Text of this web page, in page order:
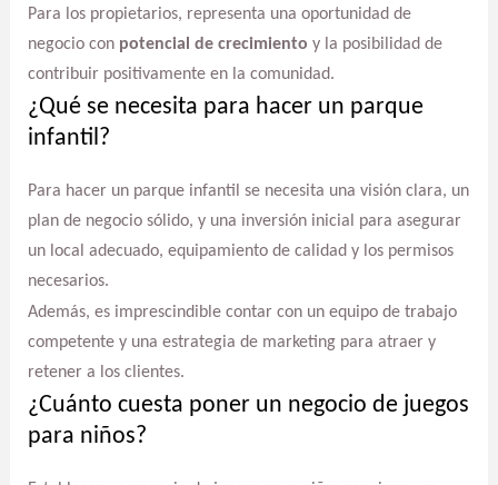
Para los propietarios, representa una oportunidad de
negocio con potencial de crecimiento y la posibilidad de
contribuir positivamente en la comunidad.
¿Qué se necesita para hacer un parque
infantil?
Para hacer un parque infantil se necesita una visión clara, un
plan de negocio sólido, y una inversión inicial para asegurar
un local adecuado, equipamiento de calidad y los permisos
necesarios.
Además, es imprescindible contar con un equipo de trabajo
competente y una estrategia de marketing para atraer y
retener a los clientes.
¿Cuánto cuesta poner un negocio de juegos
para niños?